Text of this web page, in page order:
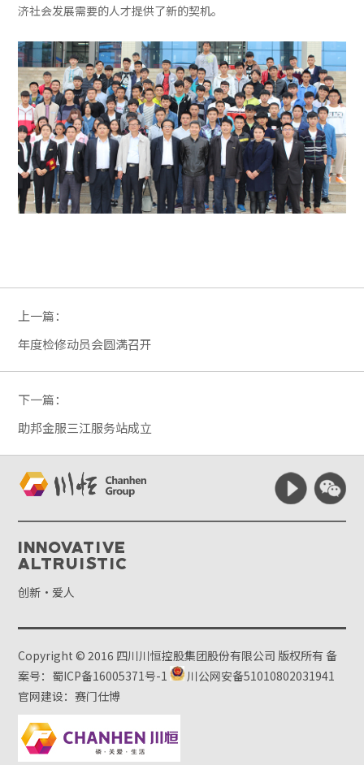
济社会发展需要的人才提供了新的契机。
上一篇：
年度检修动员会圆满召开
下一篇：
助邦金服三江服务站成立
Innovative
Altruistic
创新·爱人
Copyright © 2016 四川川恒控股集团股份有限公司 版权所有备
案号：蜀ICP备16005371号-1
川公网安备51010802031941
官网建设：赛门仕博